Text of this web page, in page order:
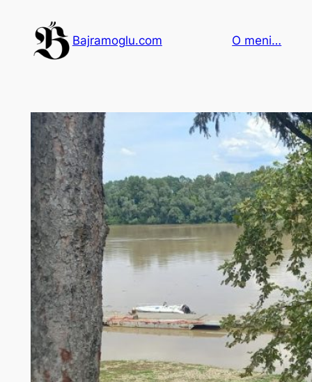
sadržaj
Bajramoglu.com O meni…